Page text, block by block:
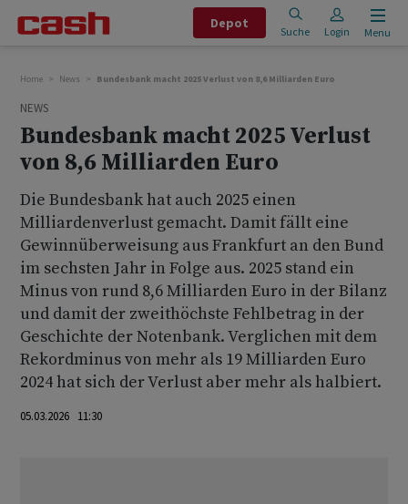
Depot
Suche Login Menu
Home News Bundesbank macht 2025 Verlust von 8,6 Milliarden Euro
NEWS
Bundesbank macht 2025 Verlust
von 8,6 Milliarden Euro
Die Bundesbank hat auch 2025 einen
Milliardenverlust gemacht. Damit fällt eine
Gewinnüberweisung aus Frankfurt an den Bund
im sechsten Jahr in Folge aus. 2025 stand ein
Minus von rund 8,6 Milliarden Euro in der Bilanz
und damit der zweithöchste Fehlbetrag in der
Geschichte der Notenbank. Verglichen mit dem
Rekordminus von mehr als 19 Milliarden Euro
2024 hat sich der Verlust aber mehr als halbiert.
05.03.2026 11:30